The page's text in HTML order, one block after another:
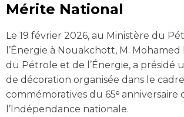
Mérite National
Le 19 février 2026, au Ministère du
l’Énergie à Nouakchott, M.
du Pétrole et de l’Énergie, a présidé
de décoration organisée dans le
commémoratives du 65ᵉ anniversaire
l’Indépendance nationale.